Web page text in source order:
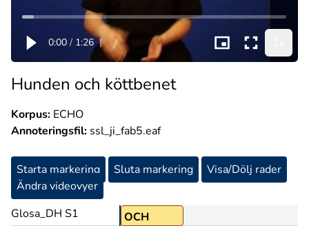
0:00 / 1:26 |
Hunden och köttbenet
Korpus: ECHO
Annoteringsfil: ssl_ji_fab5.eaf
Starta markering Sluta markering
Visa/Dölj rader
Ändra videovyer
Glosa_DH S1
OCH